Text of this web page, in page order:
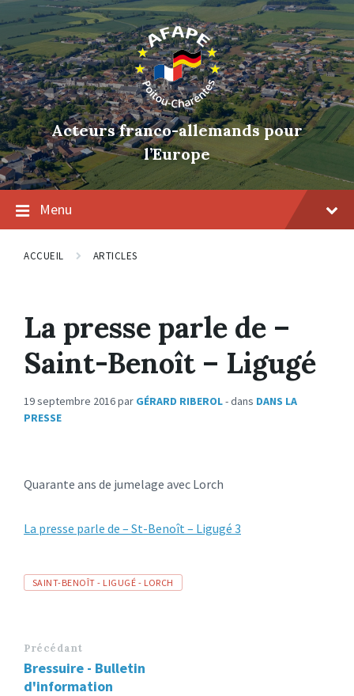
Skip
to
content
Skip
to
main
navigation
Skip
to
footer
Acteurs franco-allemands pour
l’Europe
Menu
ACCUEIL ARTICLES
La presse parle de –
Saint-Benoît – Ligugé
19 septembre 2016par GÉRARD RIBEROL- dans DANS LA
PRESSE
Quarante ans de jumelage avec Lorch
La presse parle de – St-Benoît – Ligugé 3
Tags
SAINT-BENOÎT - LIGUGÉ - LORCH
Précédant
Bressuire - Bulletin
d'information